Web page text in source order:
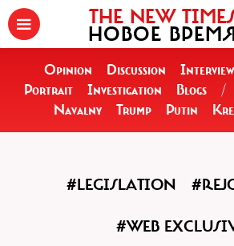
THE NEW
НОВОЕ
Opinion Discussion Interview
Portrait
Investigation Blogs /
Navalny
Trump Putin
#LEGISLATION
#WEB